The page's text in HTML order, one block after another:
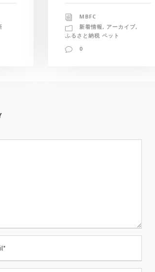
MBFC
新着情報, アーカイブ,
ふるさと納税 ペット
0